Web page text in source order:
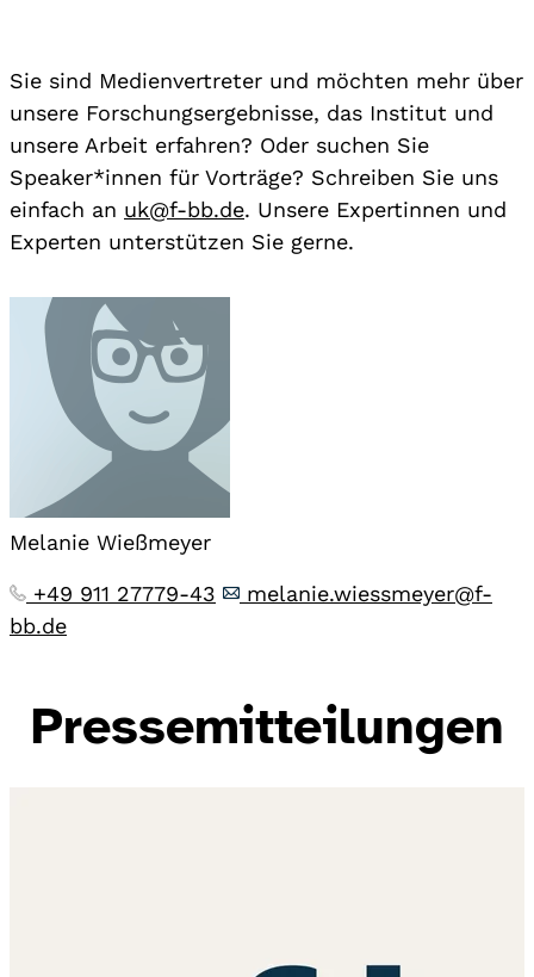
Sie sind Medienvertreter und möchten mehr über
unsere Forschungsergebnisse, das Institut und
unsere Arbeit erfahren? Oder suchen Sie
Speaker*innen für Vorträge? Schreiben Sie uns
einfach an uk@f-bb.de. Unsere Expertinnen und
Experten unterstützen Sie gerne.
Melanie Wießmeyer
+49 911 27779-43
melanie.wiessmeyer@f-
bb.de
Pressemitteilungen